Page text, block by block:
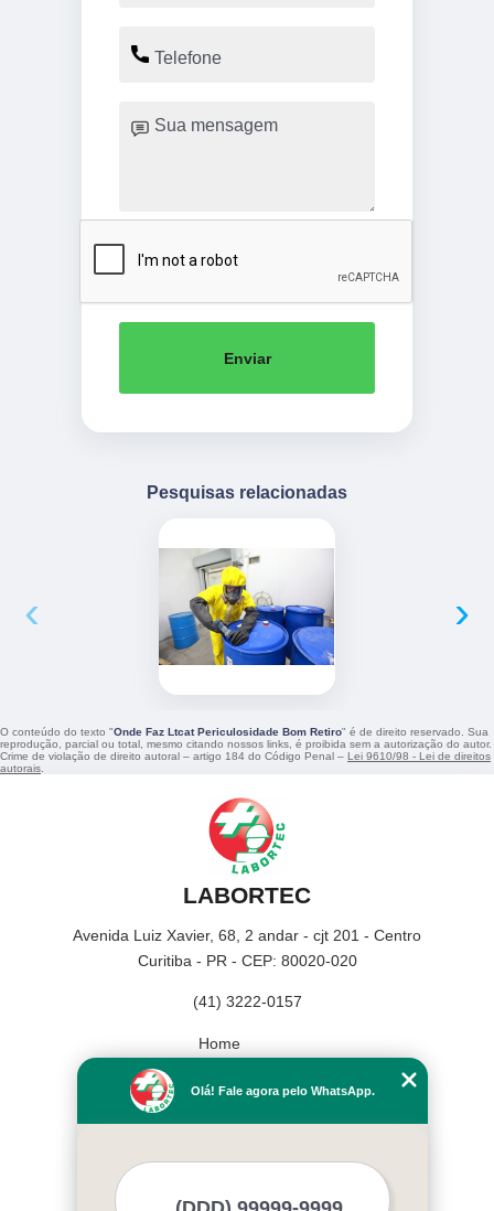
Enviar
Pesquisas relacionadas
‹ ›
O conteúdo do texto "Onde Faz Ltcat Periculosidade Bom Retiro" é de direito reservado. Sua
reprodução, parcial ou total, mesmo citando nossos links, é proibida sem a autorização do autor.
Crime de violação de direito autoral – artigo 184 do Código Penal – Lei 9610/98 - Lei de direitos
autorais
LABORTEC
Avenida Luiz Xavier, 68, 2 andar - cjt 201 - Centro
Curitiba - PR - CEP: 80020-020
(41) 3222-0157
Home
Missão
Serviços
Mais Serviços
Olá! Fale agora pelo WhatsApp.